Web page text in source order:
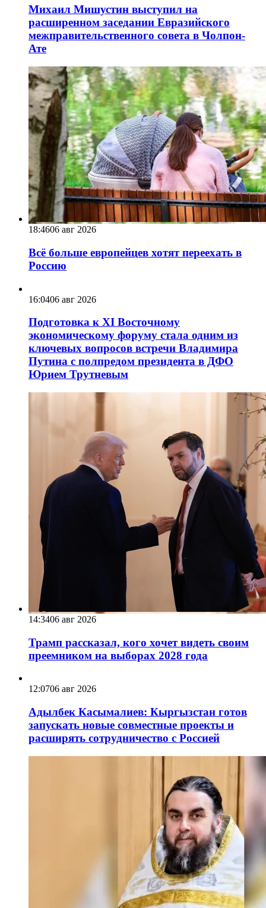
Михаил Мишустин выступил на
расширенном заседании Евразийского
межправительственного совета в Чолпон-
Ате
18:4606 авг 2026
Всё больше европейцев хотят переехать в
Россию
16:0406 авг 2026
Подготовка к XI Восточному
экономическому форуму стала одним из
ключевых вопросов встречи Владимира
Путина с полпредом президента в ДФО
Юрием Трутневым
14:3406 авг 2026
Трамп рассказал, кого хочет видеть своим
преемником на выборах 2028 года
12:0706 авг 2026
Адылбек Касымалиев: Кыргызстан готов
запускать новые совместные проекты и
расширять сотрудничество с Россией